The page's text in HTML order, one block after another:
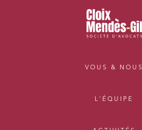
VOUS & NOUS
L'ÉQUIPE